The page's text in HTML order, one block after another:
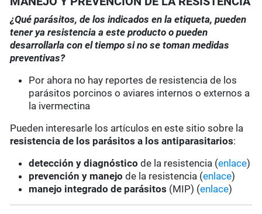
¿Qué parásitos, de los indicados en la etiqueta, pueden
tener ya resistencia a este producto o pueden
desarrollarla con el tiempo si no se toman medidas
preventivas?
Por ahora no hay reportes de resistencia de los
parásitos porcinos o aviares internos o externos a
la ivermectina
Pueden interesarle los artículos en este sitio sobre la
resistencia de los parásitos a los antiparasitarios:
detección y diagnóstico de la resistencia (enlace)
prevención y manejo de la resistencia (enlace)
manejo integrado de parásitos (MIP) (enlace)